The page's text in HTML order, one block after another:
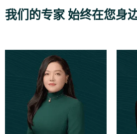
我们的专家 始终在您身